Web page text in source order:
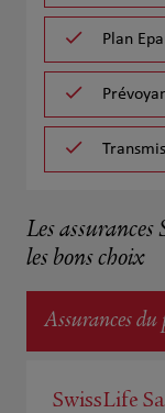
Plan
Les
les bons choix
Assurances
SwissLife